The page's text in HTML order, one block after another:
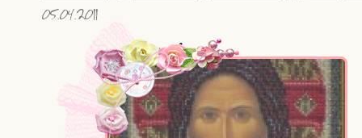
05.04.2011